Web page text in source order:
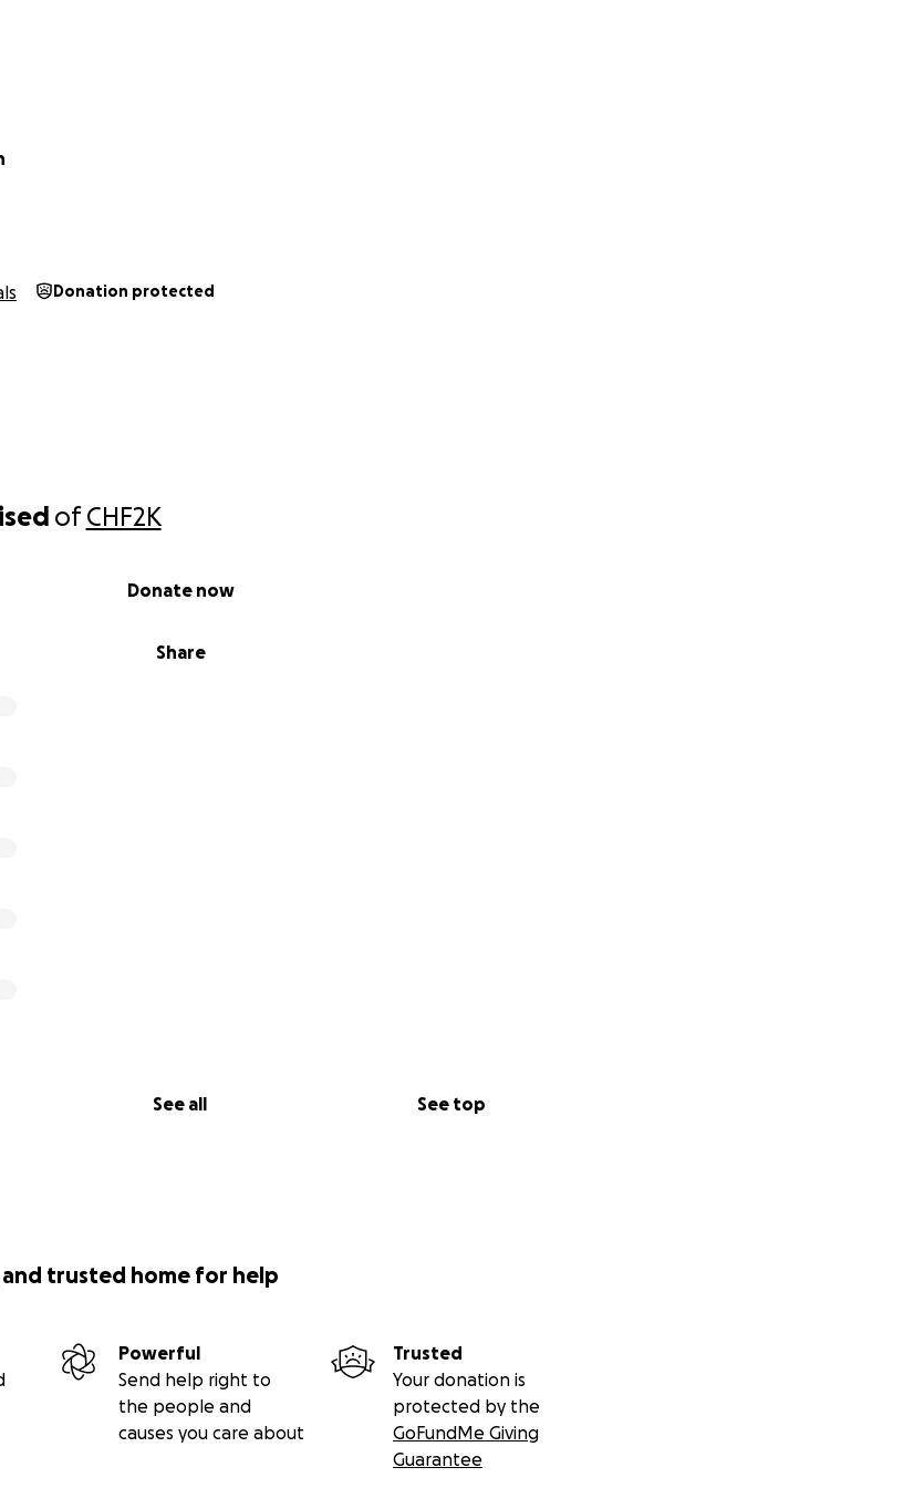
ofCHF2K
Share
Donate now
See all See top
einfach sagen: "Kümmert euch drum, ist nicht mehr unser
Donation protected
trusted home for help
Powerful
Send help right to
the people and
causes you care about
Trusted
Your donation is
protected by the
GoFundMe Giving
Guarantee